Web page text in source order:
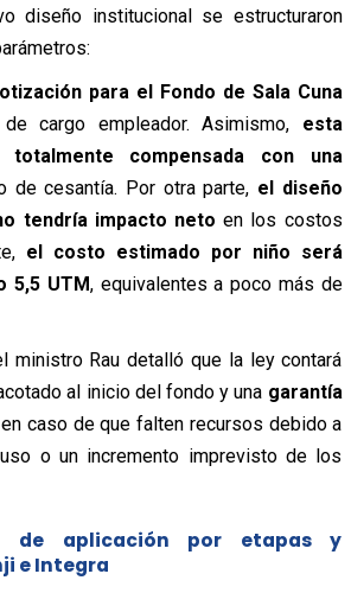
diseño institucional se estructuraron
para el Fondo de Sala Cuna
de cargo empleador. Asimismo, esta
totalmente compensada con una
de cesantía. Por otra parte, el diseño
tendría impacto neto en los costos
el costo estimado por niño será
5,5 UTM, equivalentes a poco más de
ministro Rau detalló que la ley contará
al inicio del fondo y una garantía
caso de que falten recursos debido a
o un incremento imprevisto de los
de aplicación por etapas y
e Integra